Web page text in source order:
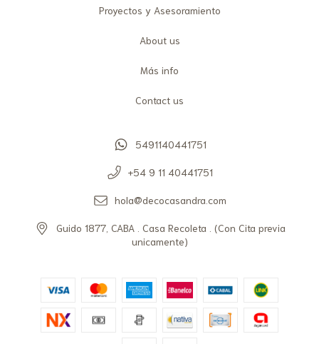
Proyectos y Asesoramiento
About us
Más info
Contact us
5491140441751
+54 9 11 40441751
hola@decocasandra.com
Guido 1877, CABA . Casa Recoleta . (Con Cita previa
unicamente)